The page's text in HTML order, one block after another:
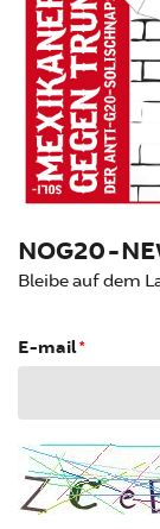
NOG20-
Bleibe auf dem
E-mail*